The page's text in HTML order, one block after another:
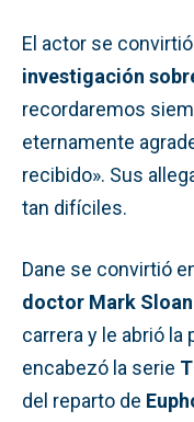
El actor se
investigación
recordaremos
eternamente
recibido». Sus
tan difíciles.
Dane se convirtió
doctor Mark Sloan
carrera y le abrió
encabezó la serie
del reparto de